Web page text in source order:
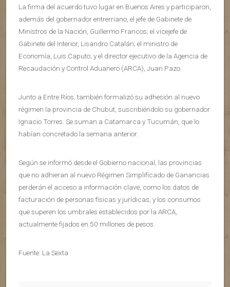
La firma del acuerdo tuvo lugar en Buenos Aires y participaron,
además del gobernador entrerriano, el jefe de Gabinete de
Ministros de la Nación, Guillermo Francos; el vicejefe de
Gabinete del Interior, Lisandro Catalán; el ministro de
Economía, Luis Caputo; y el director ejecutivo de la Agencia de
Recaudación y Control Aduanero (ARCA), Juan Pazo.
Junto a Entre Ríos, también formalizó su adhesión al nuevo
régimen la provincia de Chubut, suscribiéndolo su gobernador
Ignacio Torres. Se suman a Catamarca y Tucumán, que lo
habían concretado la semana anterior.
Según se informó desde el Gobierno nacional, las provincias
que no adhieran al nuevo Régimen Simplificado de Ganancias
perderán el acceso a información clave, como los datos de
facturación de personas físicas y jurídicas, y los consumos
que superen los umbrales establecidos por la ARCA,
actualmente fijados en 50 millones de pesos.
Fuente: La Sexta